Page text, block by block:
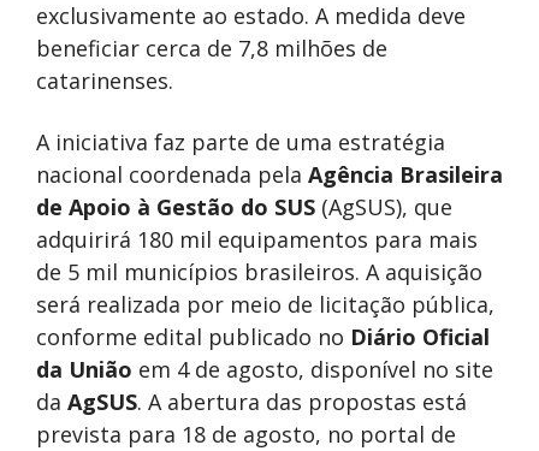
exclusivamente ao estado. A medida deve
beneficiar cerca de 7,8 milhões de
catarinenses.
A iniciativa faz parte de uma estratégia
nacional coordenada pela Agência Brasileira
de Apoio à Gestão do SUS (AgSUS), que
adquirirá 180 mil equipamentos para mais
de 5 mil municípios brasileiros. A aquisição
será realizada por meio de licitação pública,
conforme edital publicado no Diário Oficial
da União em 4 de agosto, disponível no site
da AgSUS. A abertura das propostas está
prevista para 18 de agosto, no portal de